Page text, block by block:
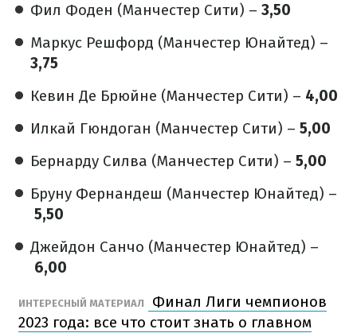
Фил Фоден (Манчестер Сити) – 3,50
Маркус Решфорд (Манчестер Юнайтед) –
3,75
Кевин Де Брюйне (Манчестер Сити) – 4,00
Илкай Гюндоган (Манчестер Сити) – 5,00
Бернарду Силва (Манчестер Сити) – 5,00
Бруну Фернандеш (Манчестер Юнайтед) –
5,50
Джейдон Санчо (Манчестер Юнайтед) –
6,00
ИНТЕРЕСНЫЙ МАТЕРИАЛ
Финал Лиги чемпионов
2023 года: все что стоит знать о главном